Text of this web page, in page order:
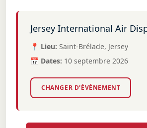
Jersey International Air
📍 Lieu: Saint-Brélade, Jersey
📅 Dates: 10 septembre 2026
CHANGER D'ÉVÉNEMENT